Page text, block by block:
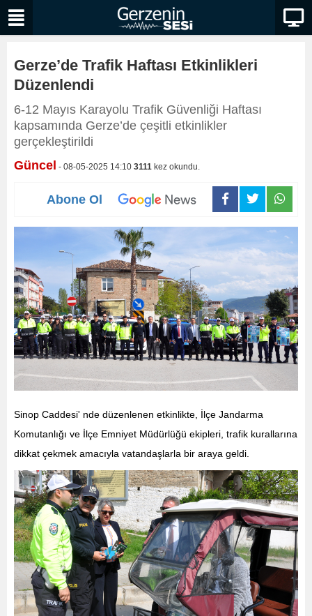
Gerze’de Trafik Haftası Etkinlikleri
Düzenlendi
6-12 Mayıs Karayolu Trafik Güvenliği Haftası
kapsamında Gerze’de çeşitli etkinlikler
gerçekleştirildi
Güncel - 08-05-2025 14:10 3111 kez okundu.
Abone Ol
Sinop Caddesi' nde düzenlenen etkinlikte, İlçe Jandarma
Komutanlığı ve İlçe Emniyet Müdürlüğü ekipleri, trafik kurallarına
dikkat çekmek amacıyla vatandaşlarla bir araya geldi.